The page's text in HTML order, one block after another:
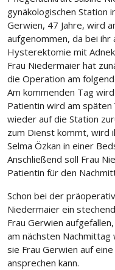
gynäkologischen Station
Gerwien, 47 Jahre, wird
aufgenommen, da bei ihr
Hysterektomie mit
Frau Niedermaier hat
die Operation am
Am kommenden Tag
Patientin wird am
wieder auf die Station
zum Dienst kommt, wird
Selma Özkan in einer
Anschließend soll Frau
Patientin für den
Schon bei der
Niedermaier ein
Frau Gerwien
am nächsten
sie Frau Gerwien auf
ansprechen kann.